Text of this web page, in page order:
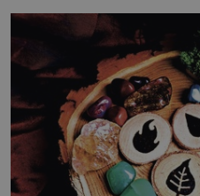
fyzický ani psychický
chce být knězem a